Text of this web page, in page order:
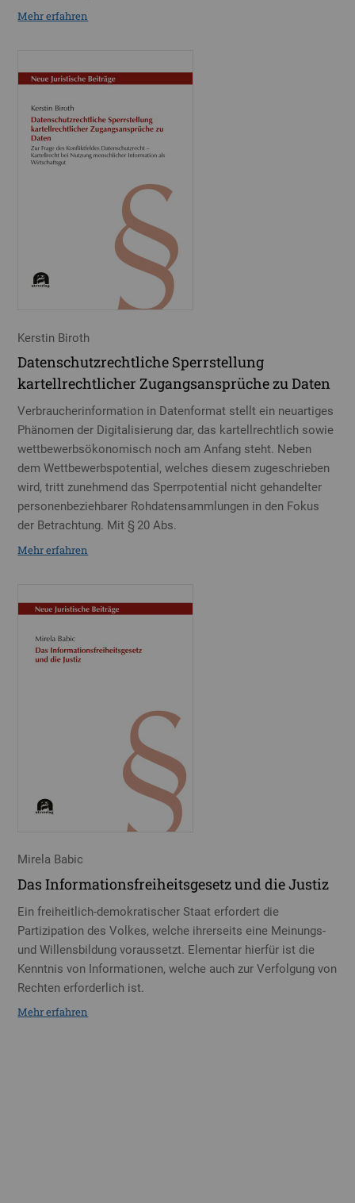
Mehr erfahren
Kerstin Biroth
Datenschutzrechtliche Sperrstellung
kartellrechtlicher Zugangsansprüche zu Daten
Verbraucherinformation in Datenformat stellt ein neuartiges
Phänomen der Digitalisierung dar, das kartellrechtlich sowie
wettbewerbsökonomisch noch am Anfang steht. Neben
dem Wettbewerbspotential, welches diesem zugeschrieben
wird, tritt zunehmend das Sperrpotential nicht gehandelter
personenbeziehbarer Rohdatensammlungen in den Fokus
der Betrachtung. Mit § 20 Abs.
Mehr erfahren
Mirela Babic
Das Informationsfreiheitsgesetz und die Justiz
Ein freiheitlich-demokratischer Staat erfordert die
Partizipation des Volkes, welche ihrerseits eine Meinungs-
und Willensbildung voraussetzt. Elementar hierfür ist die
Kenntnis von Informationen, welche auch zur Verfolgung von
Rechten erforderlich ist.
Mehr erfahren